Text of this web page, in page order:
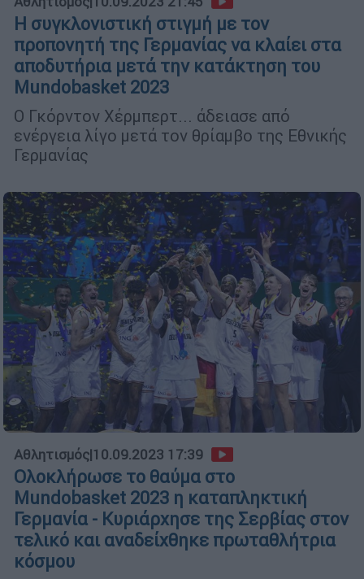
Η συγκλονιστική στιγμή με τον
προπονητή της Γερμανίας να κλαίει στα
αποδυτήρια μετά την κατάκτηση του
Mundobasket 2023
Ο Γκόρντον Χέρμπερτ... άδειασε από
ενέργεια λίγο μετά τον θρίαμβο της Εθνικής
Γερμανίας
Αθλητισμός|10.09.2023 17:39
Ολοκλήρωσε το θαύμα στο
Mundobasket 2023 η καταπληκτική
Γερμανία - Κυριάρχησε της Σερβίας στον
τελικό και αναδείχθηκε πρωταθλήτρια
κόσμου